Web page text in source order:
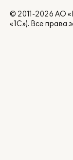
© 2011-2026 АО
«1С»). Все права